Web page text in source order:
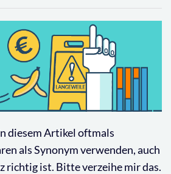
diesem Artikel oftmals
als Synonym verwenden, auch
richtig ist. Bitte verzeihe mir das.